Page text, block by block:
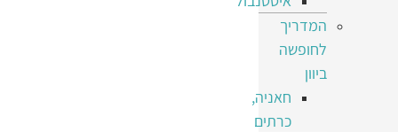
המדריך
לחופשה
ביוון
חאניה,
כרתים